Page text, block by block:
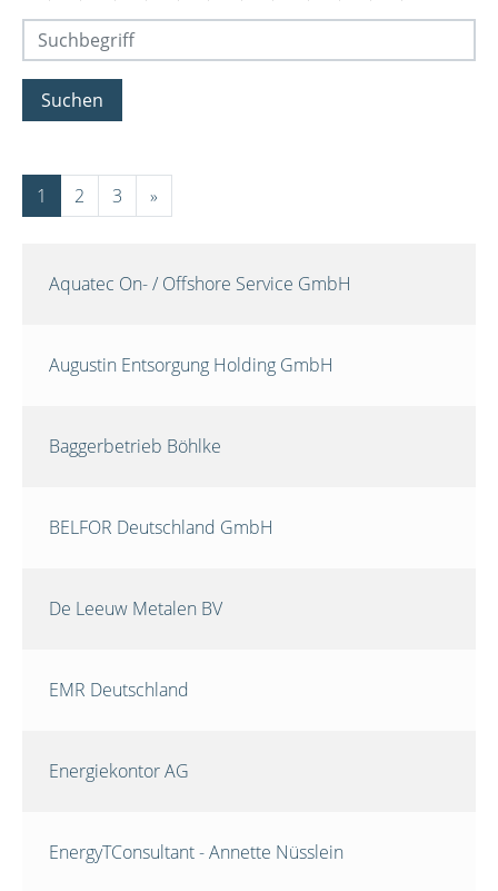
Suchen
1 2 3 »
Aquatec On- / Offshore Service GmbH
Augustin Entsorgung Holding GmbH
Baggerbetrieb Böhlke
BELFOR Deutschland GmbH
De Leeuw Metalen BV
EMR Deutschland
Energiekontor AG
EnergyTConsultant - Annette Nüsslein